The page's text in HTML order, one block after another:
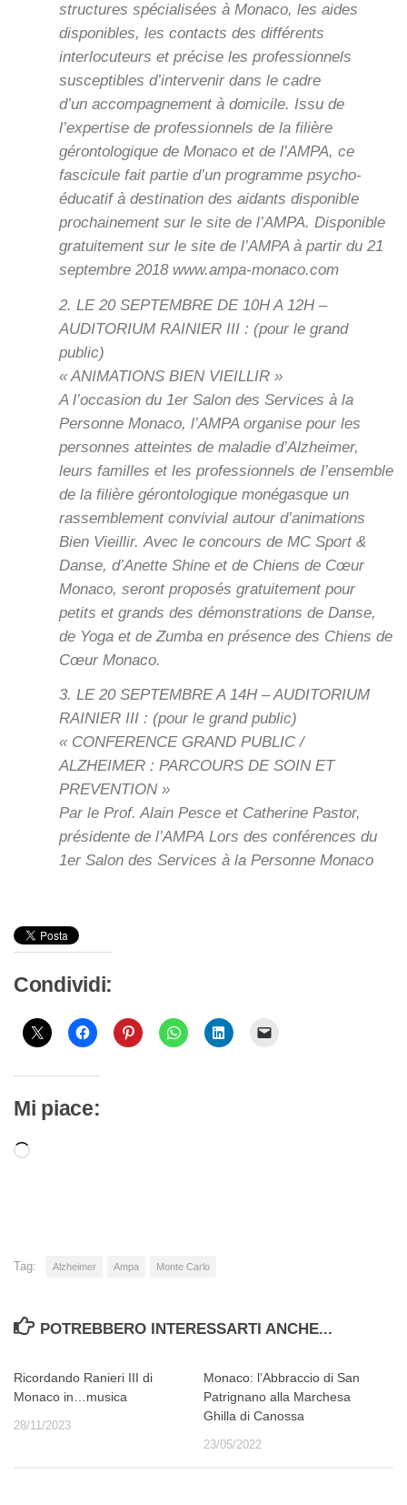
structures spécialisées à Monaco, les aides
disponibles, les contacts des différents
interlocuteurs et précise les professionnels
susceptibles d’intervenir dans le cadre
d’un accompagnement à domicile. Issu de
l’expertise de professionnels de la filière
gérontologique de Monaco et de l’AMPA, ce
fascicule fait partie d’un programme psycho-
éducatif à destination des aidants disponible
prochainement sur le site de l’AMPA. Disponible
gratuitement sur le site de l’AMPA à partir du 21
septembre 2018 www.ampa-monaco.com
2. LE 20 SEPTEMBRE DE 10H A 12H –
AUDITORIUM RAINIER III : (pour le grand
public)
« ANIMATIONS BIEN VIEILLIR »
A l’occasion du 1er Salon des Services à la
Personne Monaco, l’AMPA organise pour les
personnes atteintes de maladie d’Alzheimer,
leurs familles et les professionnels de l’ensemble
de la filière gérontologique monégasque un
rassemblement convivial autour d’animations
Bien Vieillir. Avec le concours de MC Sport &
Danse, d’Anette Shine et de Chiens de Cœur
Monaco, seront proposés gratuitement pour
petits et grands des démonstrations de Danse,
de Yoga et de Zumba en présence des Chiens de
Cœur Monaco.
3. LE 20 SEPTEMBRE A 14H – AUDITORIUM
RAINIER III : (pour le grand public)
« CONFERENCE GRAND PUBLIC /
ALZHEIMER : PARCOURS DE SOIN ET
PREVENTION »
Par le Prof. Alain Pesce et Catherine Pastor,
présidente de l’AMPA Lors des conférences du
1er Salon des Services à la Personne Monaco
Condividi:
Mi piace:
Caricamento
Tag: Alzheimer Ampa Monte Carlo
POTREBBERO INTERESSARTI ANCHE...
Ricordando Ranieri III di
Monaco in…musica
28/11/2023
Monaco: l’Abbraccio di San
Patrignano alla Marchesa
Ghilla di Canossa
23/05/2022